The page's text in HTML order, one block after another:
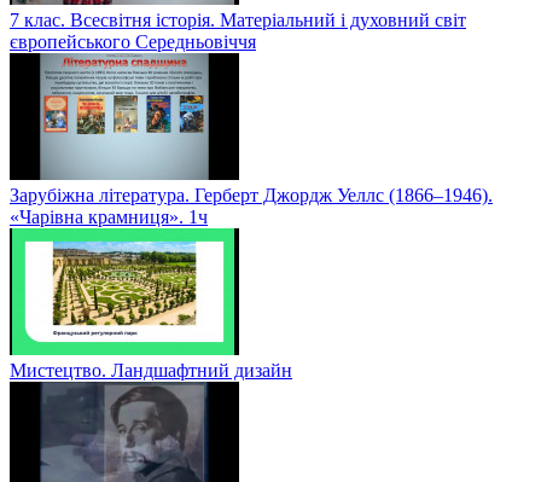
7 клас. Всесвітня історія. Матеріальний і духовний світ
європейського Середньовіччя
Зарубіжна література. Герберт Джордж Уеллс (1866–1946).
«Чарівна крамниця». 1ч
Мистецтво. Ландшафтний дизайн